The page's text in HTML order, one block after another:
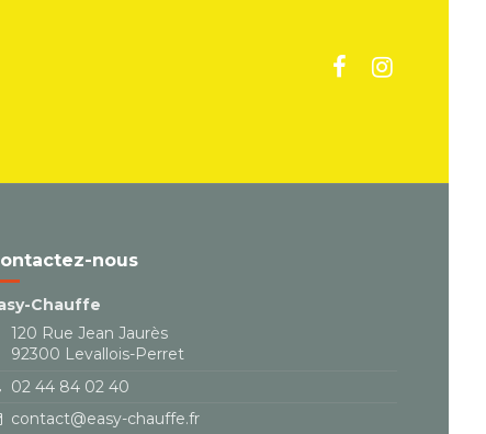
nous
Chauffe
120 Rue Jean Jaurès
92300 Levallois-Perret
02 44 84 02 40
contact@easy-chauffe.fr